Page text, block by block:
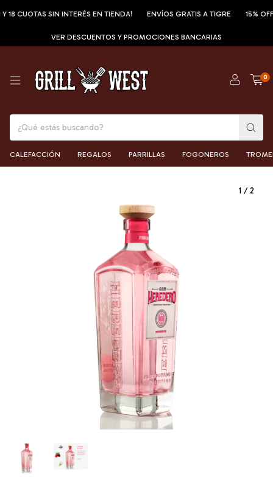
SIN INTERÉS EN TIENDA! ENVÍOS GRATIS A TIGRE 15% OFF POR
VER DESCUENTOS Y PROMOCIONES BANCARIAS
0
CALEFACCIÓN REGALOS PARRILLAS FOGONEROS
1 /2